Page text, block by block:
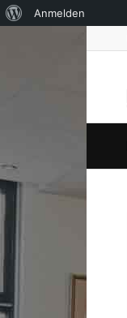
Über
Anmelden